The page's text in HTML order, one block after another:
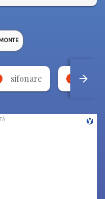
sifonare 3